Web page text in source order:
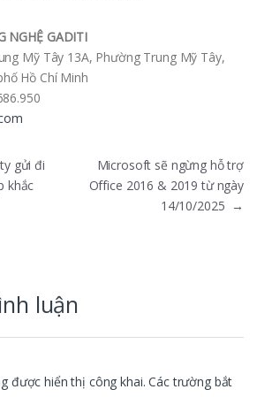
NGHỆ GADITI
Mỹ Tây 13A, Phường Trung Mỹ Tây,
Hồ Chí Minh
viết
gửi đi
khắc
Microsoft sẽ ngừng hỗ trợ
Office 2016 & 2019 từ ngày
14/10/2025 →
luận
được hiển thị công khai. Các trường bắt